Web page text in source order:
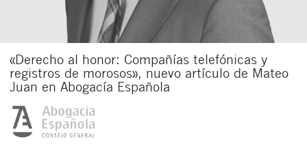
«Derecho al honor: Compañías telefónicas y
registros de morosos», nuevo artículo de Mateo
Juan en Abogacía Española